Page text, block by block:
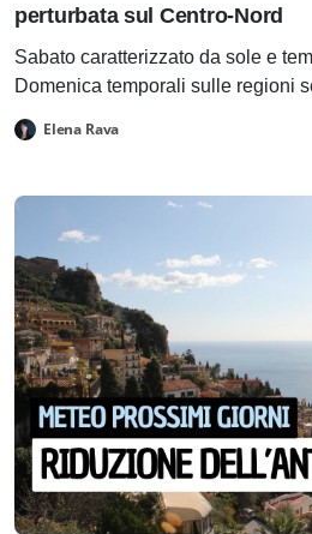
perturbata sul Centro-Nord
Sabato caratterizzato da sole e
Domenica temporali sulle regioni
Elena Rava